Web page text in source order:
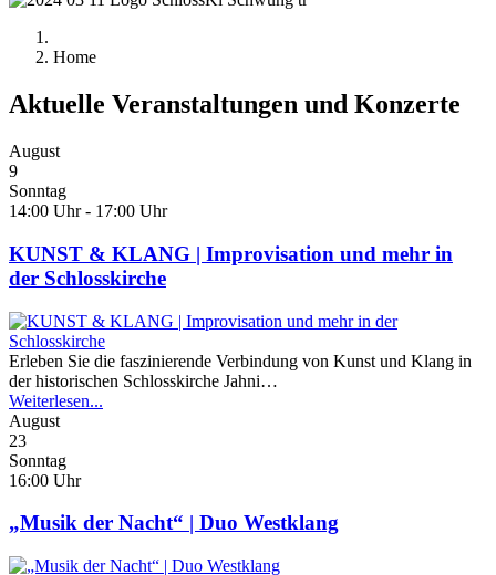
Home
Aktuelle Veranstaltungen und Konzerte
August
9
Sonntag
14:00 Uhr - 17:00 Uhr
KUNST & KLANG | Improvisation und mehr in
der Schlosskirche
Erleben Sie die faszinierende Verbindung von Kunst und Klang in
der historischen Schlosskirche Jahni…
Weiterlesen...
August
23
Sonntag
16:00 Uhr
„Musik der Nacht“ | Duo Westklang